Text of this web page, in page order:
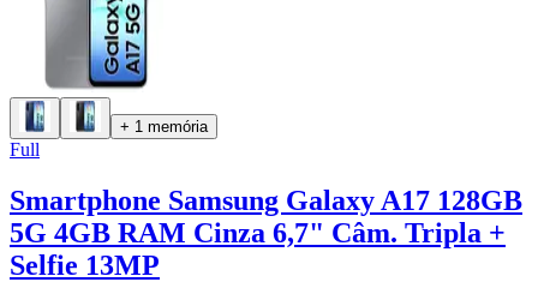
+ 1 memória
Full
Smartphone Samsung Galaxy A17 128GB
5G 4GB RAM Cinza 6,7" Câm. Tripla +
Selfie 13MP